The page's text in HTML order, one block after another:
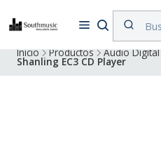
Despacho a todo Chile. Envíos
compras superiores a $500.000
Inicio Productos Audio Digital
Shanling EC3 CD Player